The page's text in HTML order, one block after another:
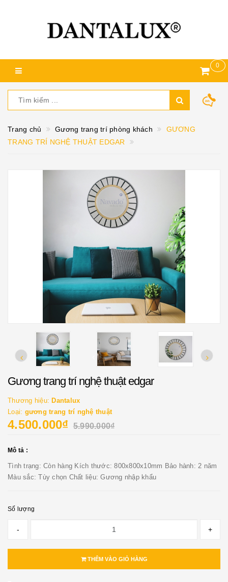
0
Trang chủ Gương trang trí phòng khách
GƯƠNG
TRANG TRÍ NGHỆ THUẬT EDGAR
Gương trang trí nghệ thuật edgar
Thương hiệu: Dantalux
Loại: gương trang trí nghệ thuật
4.500.000₫ 5.990.000₫
Mô tả :
Tình trạng: Còn hàng Kích thước: 800x800x10mm Bảo hành: 2 năm
Màu sắc: Tùy chọn Chất liệu: Gương nhập khẩu
Số lượng
- +
THÊM VÀO GIỎ HÀNG